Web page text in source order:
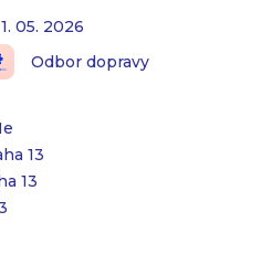
05. 2026
Odbor dopravy
13
13